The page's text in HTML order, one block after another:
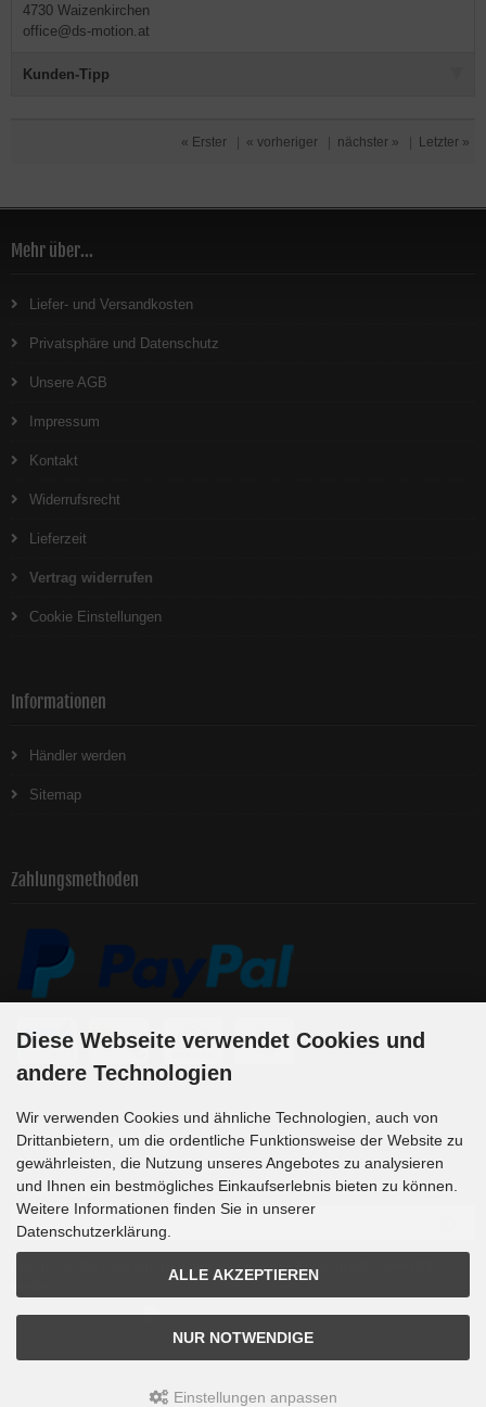
4730 Waizenkirchen
office@ds-motion.at
Kunden-Tipp
« Erster « vorheriger nächster » Letzter »
Mehr über...
Liefer- und Versandkosten
Privatsphäre und Datenschutz
Unsere AGB
Impressum
Kontakt
Widerrufsrecht
Lieferzeit
Vertrag widerrufen
Cookie Einstellungen
Informationen
Händler werden
Sitemap
Zahlungsmethoden
Newsletter-Anmeldung
E-Mail-Adresse:
Der Newsletter kann jederzeit hier oder in Ihrem Kundenkonto abbestellt
Diese Webseite verwendet Cookies und
andere Technologien
Wir verwenden Cookies und ähnliche Technologien, auch von
Drittanbietern, um die ordentliche Funktionsweise der Website zu
gewährleisten, die Nutzung unseres Angebotes zu analysieren
und Ihnen ein bestmögliches Einkaufserlebnis bieten zu können.
Weitere Informationen finden Sie in unserer
Datenschutzerklärung.
ALLE AKZEPTIEREN
NUR NOTWENDIGE
Einstellungen anpassen